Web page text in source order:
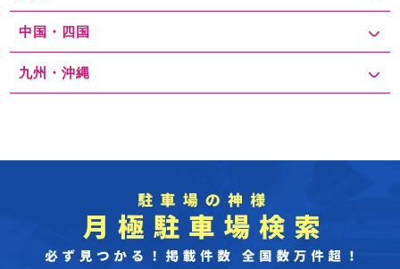
中国・四国
九州・沖縄